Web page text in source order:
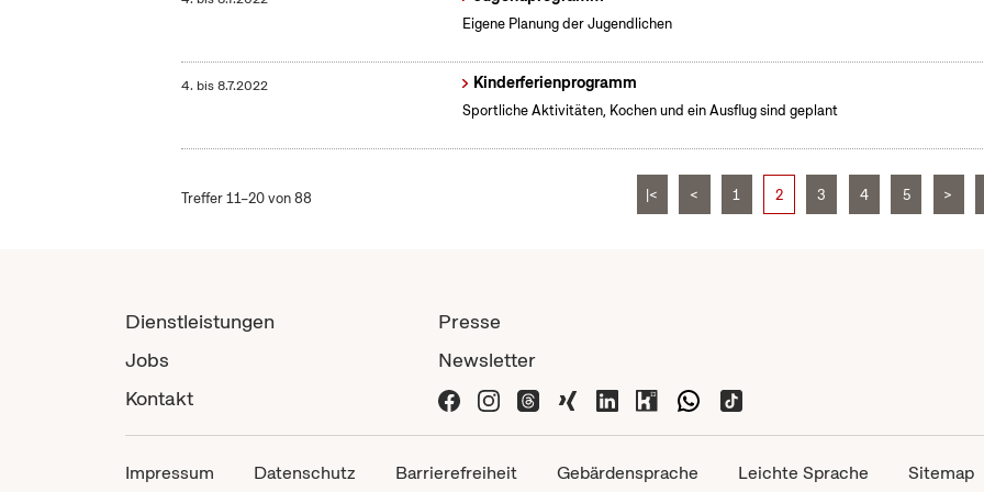
Eigene Planung der Jugendlichen
4. bis8.7.2022 Kinderferienprogramm
Sportliche Aktivitäten, Kochen und ein Ausflug sind geplant
Treffer 11–20 von 88 |< < 1 2 3 4 5 >
Dienstleistungen
Jobs
Kontakt
Presse
Newsletter
Impressum Datenschutz Barrierefreiheit Gebärdensprache Leichte Sprache Sitemap